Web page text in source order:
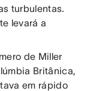
turbulentas.
levará a
de Miller
Britânica,
em rápido